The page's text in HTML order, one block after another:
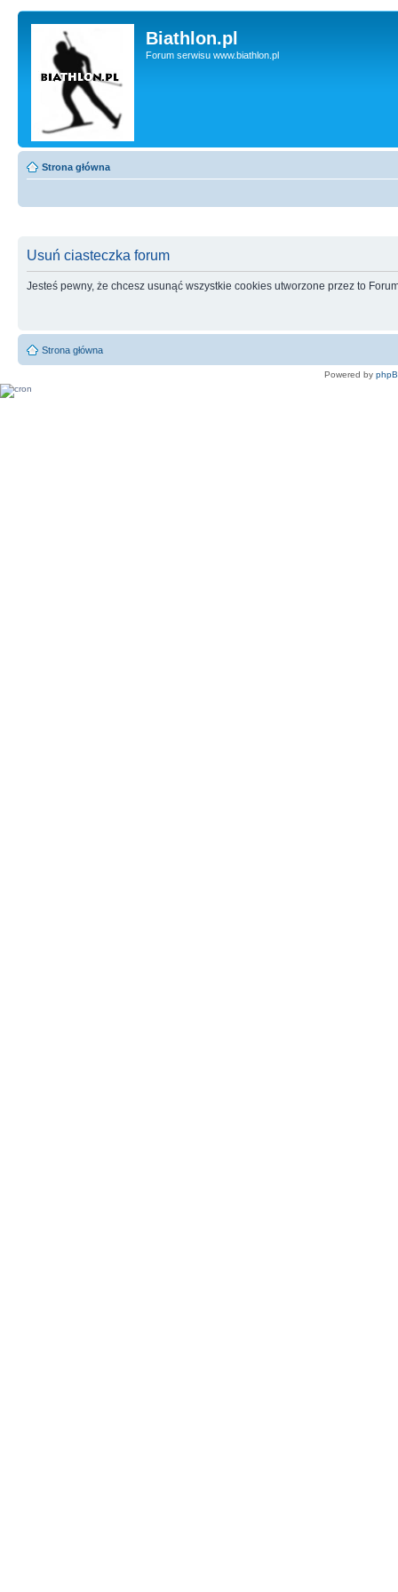
Biathlon.pl
Forum serwisu www.biathlon.pl
Strona główna
Usuń ciasteczka forum
Jesteś pewny, że chcesz usunąć wszystkie cookies utworzone przez to
Strona główna
Powered by